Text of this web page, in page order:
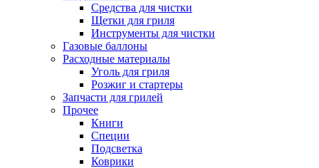
Средства для чистки
Щетки для гриля
Инструменты для чистки
Газовые баллоны
Расходные материалы
Уголь для гриля
Розжиг и стартеры
Запчасти для грилей
Прочее
Книги
Специи
Подсветка
Коврики